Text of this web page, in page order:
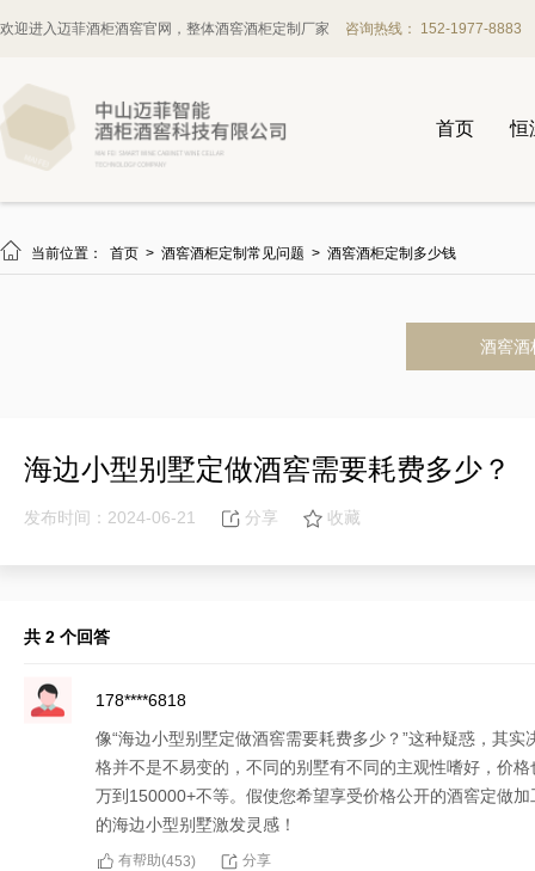
欢迎进入迈菲酒柜酒窖官网，整体酒窖酒柜定制厂家 咨询热线： 152-1977-8883
首页 恒
 当前位置： 首页 > 酒窖酒柜定制常见问题 > 酒窖酒柜定制多少钱
酒窖酒
海边小型别墅定做酒窖需要耗费多少？
发布时间：2024-06-21 分享 收藏
共 2 个回答
178****6818
像“海边小型别墅定做酒窖需要耗费多少？”这种疑惑，其
格并不是不易变的，不同的别墅有不同的主观性嗜好，价
万到150000+不等。假使您希望享受价格公开的酒窖定做
的海边小型别墅激发灵感！
有帮助(453) 分享